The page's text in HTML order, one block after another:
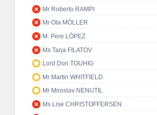
Mr Roberto RAMPI
Mr Ola MÖLLER
M. Pere LÓPEZ
Ms Tarja FILATOV
Lord Don TOUHIG
Mr Martin WHITFIELD
Mr Miroslav NENUTIL
Ms Lise CHRISTOFFERSEN